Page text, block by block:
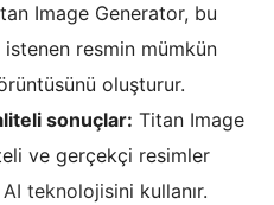
Image Generator, bu
resmin mümkün
oluşturur.
sonuçlar: Titan Image
ve gerçekçi resimler
AI teknolojisini kullanır.